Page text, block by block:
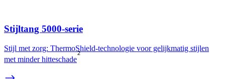
Stijltang 5000-serie
Stijl met zorg: ThermoShield-technologie voor gelijkmatig stijlen
met minder hitteschade
2